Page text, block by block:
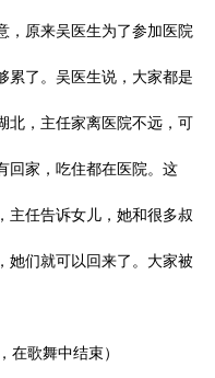
，原来吴医生为了参加医院
累了。吴医生说，大家都是
北，主任家离医院不远，可
回家，吃住都在医院。这
主任告诉女儿，她和很多叔
她们就可以回来了。大家被
在歌舞中结束）